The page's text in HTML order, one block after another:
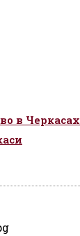
в Черкасах